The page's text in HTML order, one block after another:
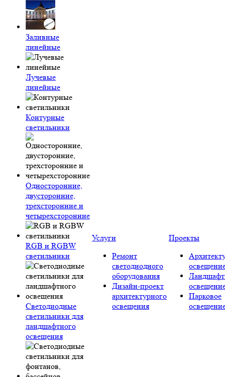
Заливные
линейные
Лучевые
линейные
Контурные
светильники
Односторонние,
двусторонние,
трехсторонние и
четырехсторонние
RGB и RGBW
светильники
Светодиодные
светильники для
ландшафтного
освещения
Услуги
Ремонт
светодиодного
оборудования
Дизайн-проект
архитектурного
освещения
Проекты
Парковое